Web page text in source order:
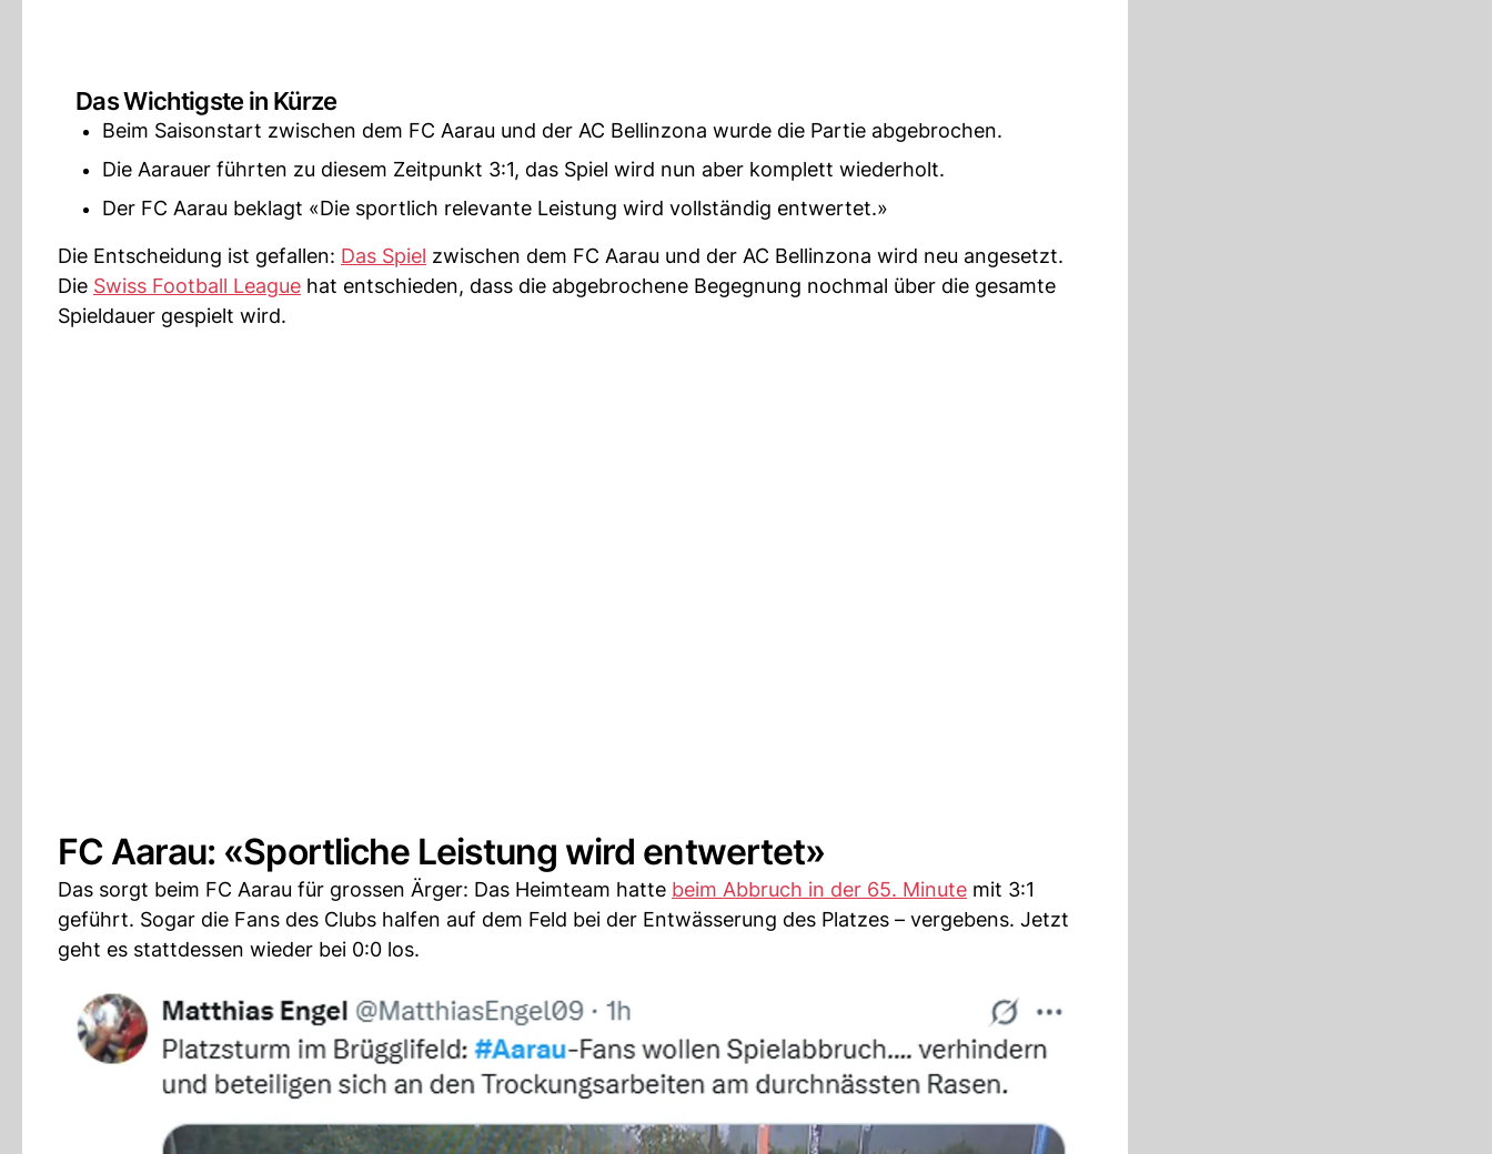
Das Wichtigste in Kürze
Beim Saisonstart zwischen dem FC Aarau und der AC Bellinzona wurde die Partie abgebrochen.
Die Aarauer führten zu diesem Zeitpunkt 3:1, das Spiel wird nun aber komplett wiederholt.
Der FC Aarau beklagt «Die sportlich relevante Leistung wird vollständig entwertet.»
Die Entscheidung ist gefallen: Das Spiel zwischen dem FC Aarau und der AC Bellinzona wird neu angesetzt.
Die Swiss Football League hat entschieden, dass die abgebrochene Begegnung nochmal über die gesamte
Spieldauer gespielt wird.
FC Aarau: «Sportliche Leistung wird entwertet»
Das sorgt beim FC Aarau für grossen Ärger: Das Heimteam hatte beim Abbruch in der 65. Minute mit 3:1
geführt. Sogar die Fans des Clubs halfen auf dem Feld bei der Entwässerung des Platzes – vergebens. Jetzt
geht es stattdessen wieder bei 0:0 los.